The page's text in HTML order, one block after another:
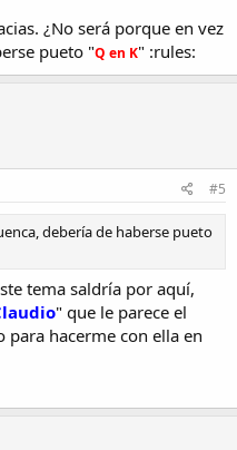
¿No será porque en vez
pueto "Q en K" :rules:
#5
debería de haberse pueto
tema saldría por aquí,
" que le parece el
hacerme con ella en